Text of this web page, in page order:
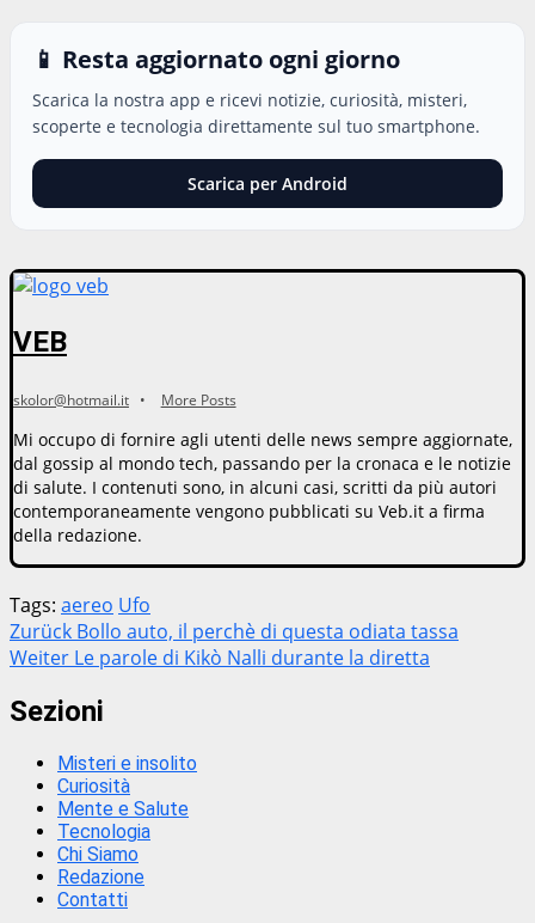
📱 Resta aggiornato ogni giorno
Scarica la nostra app e ricevi notizie, curiosità, misteri,
scoperte e tecnologia direttamente sul tuo smartphone.
Scarica per Android
VEB
skolor@hotmail.it • More Posts
Mi occupo di fornire agli utenti delle news sempre aggiornate,
dal gossip al mondo tech, passando per la cronaca e le notizie
di salute. I contenuti sono, in alcuni casi, scritti da più autori
contemporaneamente vengono pubblicati su Veb.it a firma
della redazione.
Tags: aereo Ufo
Beitragsnavigation
Zurück Bollo auto, il perchè di questa odiata tassa
Weiter Le parole di Kikò Nalli durante la diretta
Sezioni
Misteri e insolito
Curiosità
Mente e Salute
Tecnologia
Chi Siamo
Redazione
Contatti